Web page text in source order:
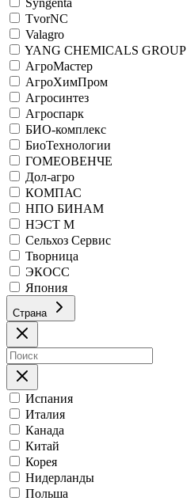
TvorNC
Valagro
YANG CHEMICALS GROUP
АгроМастер
АгроХимПром
Агросинтез
Агроспарк
БИО-комплекс
БиоТехнологии
ГОМЕОВЕНЧЕ
Дол-агро
КОМПАС
НПО БИНАМ
НЭСТ М
Сельхоз Сервис
Творница
ЭКОСС
Япония
Страна
Испания
Италия
Канада
Китай
Корея
Нидерланды
Польша